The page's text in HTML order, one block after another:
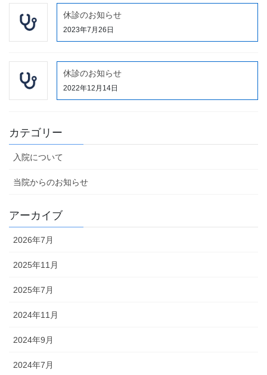
休診のお知らせ
2023年7月26日
休診のお知らせ
2022年12月14日
カテゴリー
入院について
当院からのお知らせ
アーカイブ
2026年7月
2025年11月
2025年7月
2024年11月
2024年9月
2024年7月